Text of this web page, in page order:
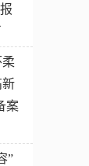
柔
新
案
”